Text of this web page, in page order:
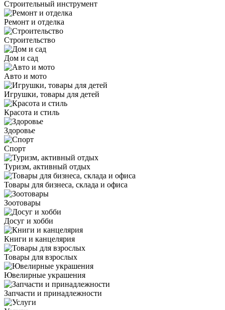
Строительный инструмент
Ремонт и отделка
Строительство
Дом и сад
Авто и мото
Игрушки, товары для детей
Красота и стиль
Здоровье
Спорт
Туризм, активный отдых
Товары для бизнеса, склада и офиса
Зоотовары
Досуг и хобби
Книги и канцелярия
Товары для взрослых
Ювелирные украшения
Запчасти и принадлежности